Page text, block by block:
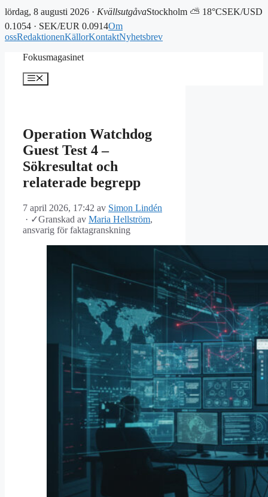
lördag, 8 augusti 2026 · KvällsutgåvaStockholm ⛅ 18°CSEK/USD
0.1054 · SEK/EUR 0.0914Om
ossRedaktionenKällorKontaktNyhetsbrev
Fokusmagasinet
Meny
Operation Watchdog
Guest Test 4 –
Sökresultat och
relaterade begrepp
7 april 2026, 17:42 av Simon Lindén
· ✓Granskad av Maria Hellström,
ansvarig för faktagranskning